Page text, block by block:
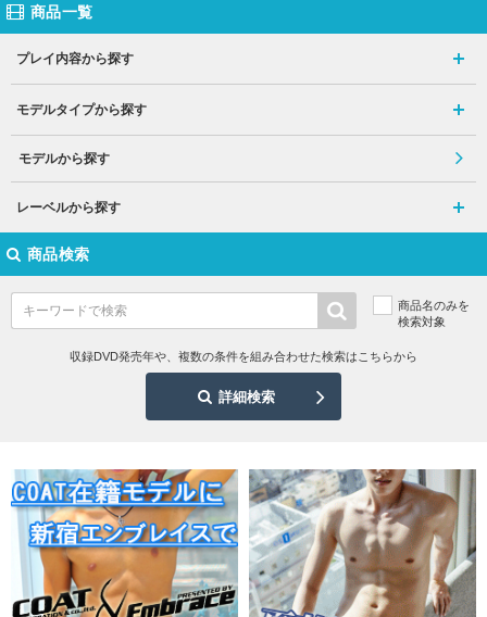
商品一覧
プレイ内容から探す
モデルタイプから探す
モデルから探す
レーベルから探す
商品検索
商品名のみを
検索対象
収録DVD発売年や、複数の条件を組み合わせた検索はこちらから
詳細検索